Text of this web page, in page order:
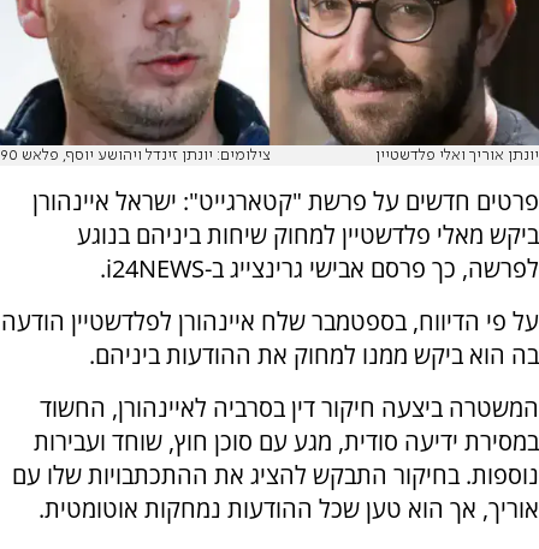
יונתן אוריך ואלי פלדשטיין צילומים: יונתן זינדל ויהושע יוסף, פלאש 90
פרטים חדשים על פרשת "קטארגייט": ישראל איינהורן
ביקש מאלי פלדשטיין למחוק שיחות ביניהם בנוגע
לפרשה, כך פרסם אבישי גרינצייג ב-i24NEWS.
על פי הדיווח, בספטמבר שלח איינהורן לפלדשטיין הודעה
בה הוא ביקש ממנו למחוק את ההודעות ביניהם.
המשטרה ביצעה חיקור דין בסרביה לאיינהורן, החשוד
במסירת ידיעה סודית, מגע עם סוכן חוץ, שוחד ועבירות
נוספות. בחיקור התבקש להציג את ההתכתבויות שלו עם
אוריך, אך הוא טען שכל ההודעות נמחקות אוטומטית.